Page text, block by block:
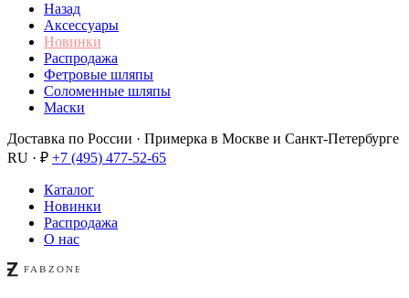
Назад
Аксессуары
Новинки
Распродажа
Фетровые шляпы
Соломенные шляпы
Маски
Доставка по России · Примерка в Москве и Санкт-Петербурге
RU · ₽ +7 (495) 477-52-65
Каталог
Новинки
Распродажа
О нас